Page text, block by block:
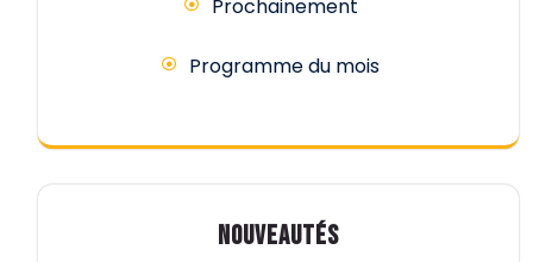
Prochainement
Programme du mois
NOUVEAUTÉS